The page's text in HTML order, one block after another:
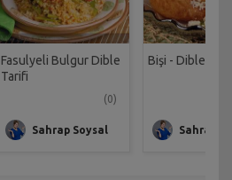
Fasulyeli Bulgur Dible
Tarifi
(0)
Sahrap Soysal
Bişi - Dible
Sahrap